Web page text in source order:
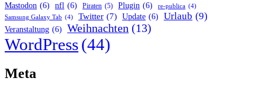
Mastodon (6) nfl (6) Piraten (5) Plugin (6) re-publica (4)
Samsung Galaxy Tab (4) Twitter (7) Update (6) Urlaub (9)
Veranstaltung (6) Weihnachten (13)
WordPress(44)
Meta